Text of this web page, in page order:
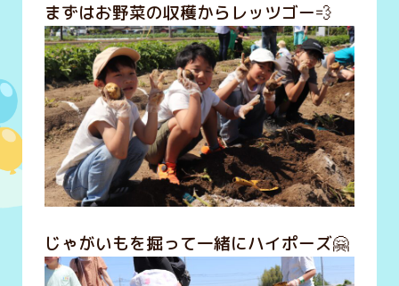
まずはお野菜の収穫からレッツゴー‍💨
じゃがいもを掘って一緒にハイポーズ🤗